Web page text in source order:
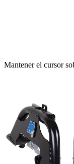
Mantener el cursor